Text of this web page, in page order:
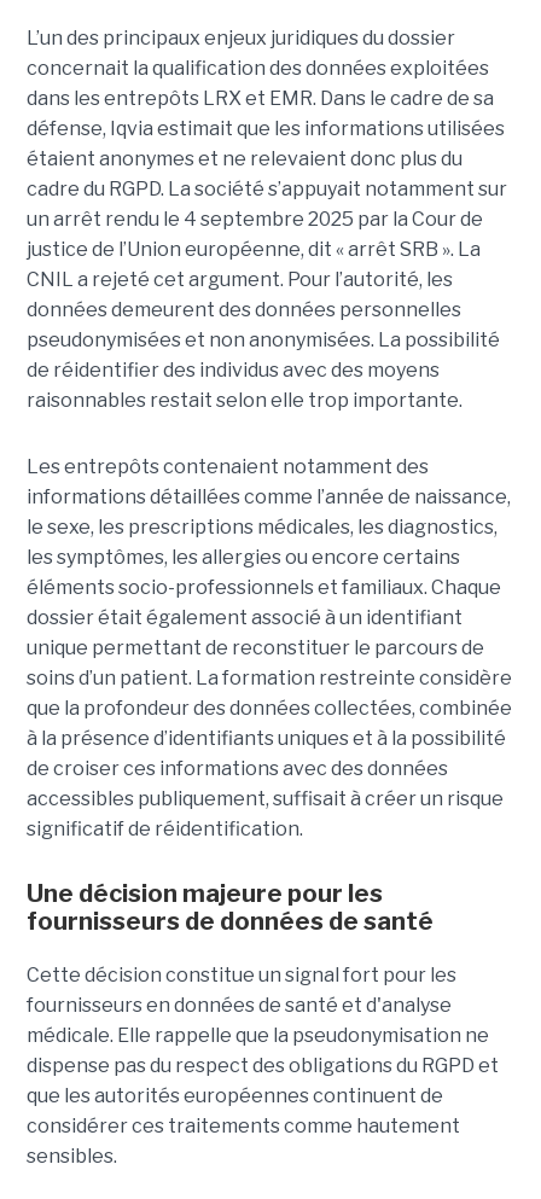
L’un des principaux enjeux juridiques du dossier
concernait la qualification des données exploitées
dans les entrepôts LRX et EMR. Dans le cadre de sa
défense, Iqvia estimait que les informations utilisées
étaient anonymes et ne relevaient donc plus du
cadre du RGPD. La société s’appuyait notamment sur
un arrêt rendu le 4 septembre 2025 par la Cour de
justice de l’Union européenne, dit « arrêt SRB ». La
CNIL a rejeté cet argument. Pour l’autorité, les
données demeurent des données personnelles
pseudonymisées et non anonymisées. La possibilité
de réidentifier des individus avec des moyens
raisonnables restait selon elle trop importante.
Les entrepôts contenaient notamment des
informations détaillées comme l’année de naissance,
le sexe, les prescriptions médicales, les diagnostics,
les symptômes, les allergies ou encore certains
éléments socio-professionnels et familiaux. Chaque
dossier était également associé à un identifiant
unique permettant de reconstituer le parcours de
soins d’un patient. La formation restreinte considère
que la profondeur des données collectées, combinée
à la présence d’identifiants uniques et à la possibilité
de croiser ces informations avec des données
accessibles publiquement, suffisait à créer un risque
significatif de réidentification.
Une décision majeure pour les
fournisseurs de données de santé
Cette décision constitue un signal fort pour les
fournisseurs en données de santé et d'analyse
médicale. Elle rappelle que la pseudonymisation ne
dispense pas du respect des obligations du RGPD et
que les autorités européennes continuent de
considérer ces traitements comme hautement
sensibles.